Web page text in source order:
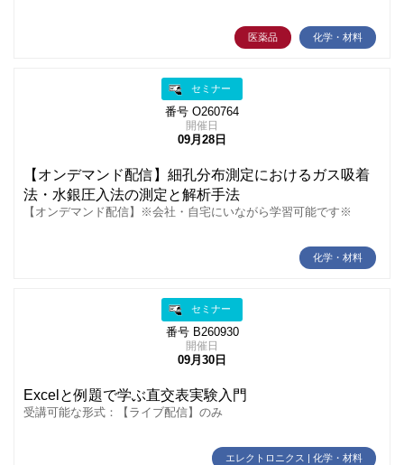
医薬品 化学・材料
セミナー
番号 O260764
開催日
09月28日
【オンデマンド配信】細孔分布測定におけるガス吸着
法・水銀圧入法の測定と解析手法
【オンデマンド配信】※会社・自宅にいながら学習可能です※
化学・材料
セミナー
番号 B260930
開催日
09月30日
Excelと例題で学ぶ直交表実験入門
受講可能な形式：【ライブ配信】のみ
エレクトロニクス | 化学・材料